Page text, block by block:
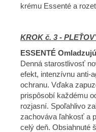
krému Essenté a
KROK č. 3 -
ESSENTÉ
Denná starostlivosť
efekt, intenzívnu anti-
ochranu. Vďaka
prispôsobí každému
rozjasní. Spoľahlivo
zachováva ľahkosť a
celý deň. Obsiahnuté